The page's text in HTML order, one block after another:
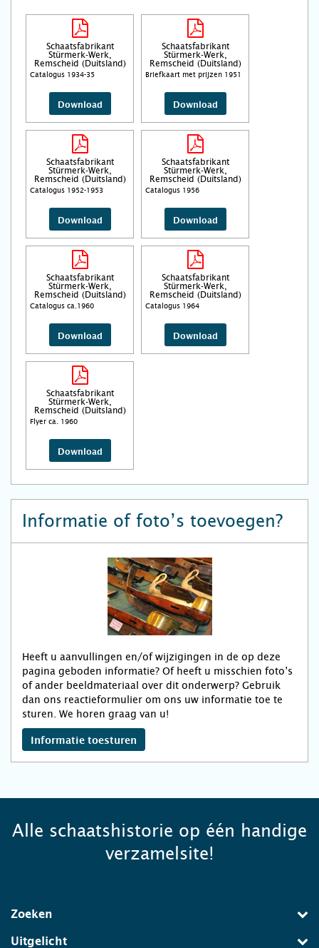
Schaatsfabrikant
Stürmerk-Werk,
Remscheid (Duitsland)
Catalogus 1934-35
Download
Schaatsfabrikant
Stürmerk-Werk,
Remscheid (Duitsland)
Briefkaart met prijzen 1951
Download
Schaatsfabrikant
Stürmerk-Werk,
Remscheid (Duitsland)
Catalogus 1952-1953
Download
Schaatsfabrikant
Stürmerk-Werk,
Remscheid (Duitsland)
Catalogus 1956
Download
Schaatsfabrikant
Stürmerk-Werk,
Remscheid (Duitsland)
Catalogus ca.1960
Download
Schaatsfabrikant
Stürmerk-Werk,
Remscheid (Duitsland)
Catalogus 1964
Download
Schaatsfabrikant
Stürmerk-Werk,
Remscheid (Duitsland)
Flyer ca. 1960
Download
Informatie of foto’s toevoegen?
Heeft u aanvullingen en/of wijzigingen in de op deze
pagina geboden informatie? Of heeft u misschien foto’s
of ander beeldmateriaal over dit onderwerp? Gebruik
dan ons reactieformulier om ons uw informatie toe te
sturen. We horen graag van u!
Informatie toesturen
Alle schaatshistorie op één handige
verzamelsite!
Zoeken
Uitgelicht